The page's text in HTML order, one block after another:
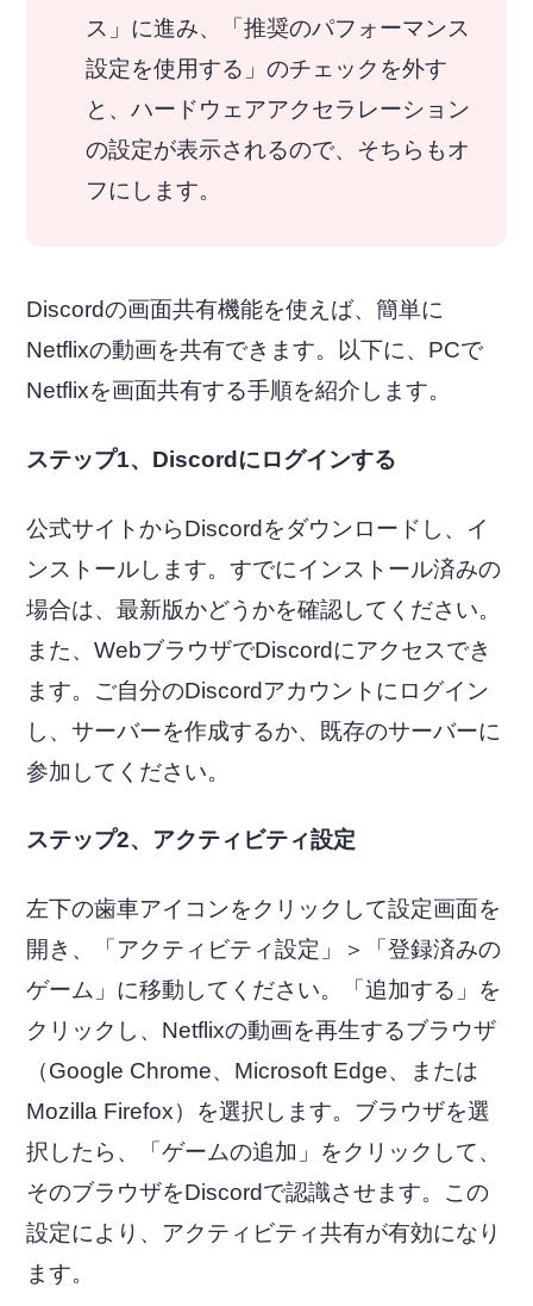
ス」に進み、「推奨のパフォーマンス
設定を使用する」のチェックを外す
と、ハードウェアアクセラレーション
の設定が表示されるので、そちらもオ
フにします。
Discordの画面共有機能を使えば、簡単に
Netflixの動画を共有できます。以下に、PCで
Netflixを画面共有する手順を紹介します。
ステップ1、Discordにログインする
公式サイトからDiscordをダウンロードし、イ
ンストールします。すでにインストール済みの
場合は、最新版かどうかを確認してください。
また、WebブラウザでDiscordにアクセスでき
ます。ご自分のDiscordアカウントにログイン
し、サーバーを作成するか、既存のサーバーに
参加してください。
ステップ2、アクティビティ設定
左下の歯車アイコンをクリックして設定画面を
開き、「アクティビティ設定」＞「登録済みの
ゲーム」に移動してください。「追加する」を
クリックし、Netflixの動画を再生するブラウザ
（Google Chrome、Microsoft Edge、または
Mozilla Firefox）を選択します。ブラウザを選
択したら、「ゲームの追加」をクリックして、
そのブラウザをDiscordで認識させます。この
設定により、アクティビティ共有が有効になり
ます。